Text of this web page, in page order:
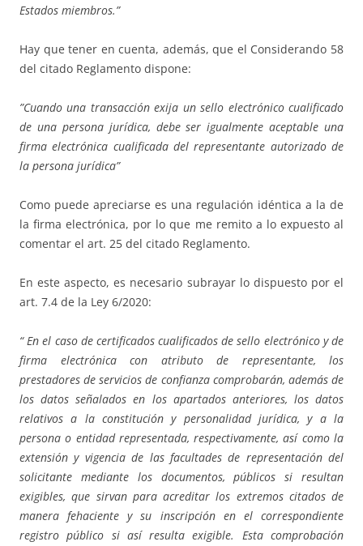
Estados miembros.”
Hay que tener en cuenta, además, que el Considerando 58
del citado Reglamento dispone:
”Cuando una transacción exija un sello electrónico cualificado
de una persona jurídica, debe ser igualmente aceptable una
firma electrónica cualificada del representante autorizado de
la persona jurídica”
Como puede apreciarse es una regulación idéntica a la de
la firma electrónica, por lo que me remito a lo expuesto al
comentar el art. 25 del citado Reglamento.
En este aspecto, es necesario subrayar lo dispuesto por el
art. 7.4 de la Ley 6/2020:
“ En el caso de certificados cualificados de sello electrónico y de
firma electrónica con atributo de representante, los
prestadores de servicios de confianza comprobarán, además de
los datos señalados en los apartados anteriores, los datos
relativos a la constitución y personalidad jurídica, y a la
persona o entidad representada, respectivamente, así como la
extensión y vigencia de las facultades de representación del
solicitante mediante los documentos, públicos si resultan
exigibles, que sirvan para acreditar los extremos citados de
manera fehaciente y su inscripción en el correspondiente
registro público si así resulta exigible. Esta comprobación